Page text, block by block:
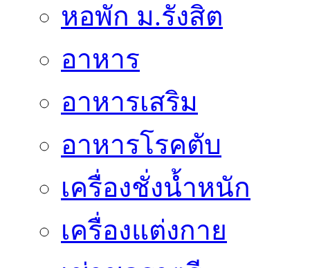
หอพัก ม.รังสิต
อาหาร
อาหารเสริม
อาหารโรคตับ
เครื่องชั่งน้ำหนัก
เครื่องแต่งกาย